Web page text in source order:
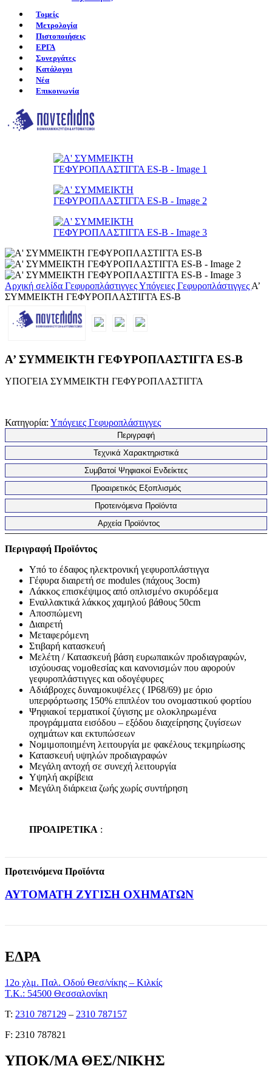
Τομείς
Μετρολογία
Πιστοποιήσεις
ΕΡΓΑ
Συνεργάτες
Κατάλογοι
Νέα
Επικοινωνία
Αρχική σελίδα ΓεφυροπλάστιγγεςΥπόγειες Γεφυροπλάστιγγες Α’
ΣΥΜΜΕΙΚΤΗ ΓΕΦΥΡΟΠΛΑΣΤΙΓΓΑ ES-B
Α’ ΣΥΜΜΕΙΚΤΗ ΓΕΦΥΡΟΠΛΑΣΤΙΓΓΑ ES-B
ΥΠΟΓΕΙΑ ΣΥΜΜΕΙΚΤΗ ΓΕΦΥΡΟΠΛΑΣΤΙΓΓΑ
Κατηγορία: Υπόγειες Γεφυροπλάστιγγες
Περιγραφή
Τεχνικά Χαρακτηριστικά
Συμβατοί Ψηφιακοί Ενδείκτες
Προαιρετικός Εξοπλισμός
Προτεινόμενα Προϊόντα
Αρχεία Προϊόντος
Περιγραφή Προϊόντος
Υπό το έδαφος ηλεκτρονική γεφυροπλάστιγγα
Γέφυρα διαιρετή σε modules (πάχους 3ocm)
Λάκκος επισκέψιμος από οπλισμένο σκυρόδεμα
Εναλλακτικά λάκκος χαμηλού βάθους 50cm
Αποσπώμενη
Διαιρετή
Μεταφερόμενη
Στιβαρή κατασκευή
Μελέτη / Κατασκευή βάση ευρωπαικών προδιαγραφών,
ισχύουσας νομοθεσίας και κανονισμών που αφορούν
γεφυροπλάστιγγες και οδογέφυρες
Αδιάβροχες δυναμοκυψέλες ( ΙΡ68/69) με όριο
υπερφόρτωσης 150% επιπλέον του ονομαστικού φορτίου
Ψηφιακοί τερματικοί ζύγισης με ολοκληρωμένα
προγράμματα εισόδου – εξόδου διαχείρησης ζυγίσεων
οχημάτων και εκτυπώσεων
Νομιμοποιημένη λειτουργία με φακέλους τεκμηρίωσης
Κατασκευή υψηλών προδιαγραφών
Μεγάλη αντοχή σε συνεχή λειτουργία
Υψηλή ακρίβεια
Μεγάλη διάρκεια ζωής χωρίς συντήρηση
ΠΡΟΑΙΡΕΤΙΚΑ :
Προτεινόμενα Προϊόντα
ΑΥΤΟΜΑΤΗ ΖΥΓΙΣΗ ΟΧΗΜΑΤΩΝ
ΕΔΡΑ
12ο χλμ. Παλ. Οδού Θεσ/νίκης – Κιλκίς
Τ.Κ.: 54500 Θεσσαλονίκη
Τ: 2310 787129 – 2310 787157
F: 2310 787821
ΥΠΟΚ/ΜΑ ΘΕΣ/ΝΙΚΗΣ